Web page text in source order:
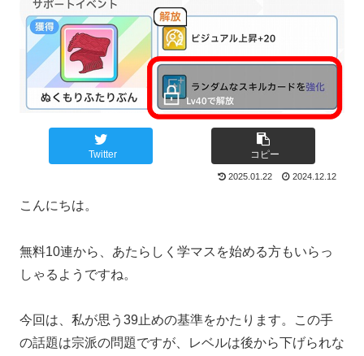
Twitter コピー
2025.01.22 2024.12.12
こんにちは。
無料10連から、あたらしく学マスを始める方もいらっ
しゃるようですね。
今回は、私が思う39止めの基準をかたります。この手
の話題は宗派の問題ですが、レベルは後から下げられな